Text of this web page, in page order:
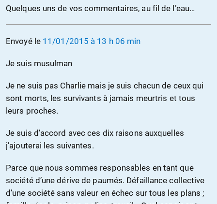
Quelques uns de vos commentaires, au fil de l’eau…
Envoyé le 11/01/2015 à 13 h 06 min
Je suis musulman
Je ne suis pas Charlie mais je suis chacun de ceux qui
sont morts, les survivants à jamais meurtris et tous
leurs proches.
Je suis d’accord avec ces dix raisons auxquelles
j’ajouterai les suivantes.
Parce que nous sommes responsables en tant que
société d’une dérive de paumés. Défaillance collective
d’une société sans valeur en échec sur tous les plans ;